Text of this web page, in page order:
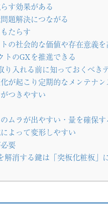
す効果がある
題解決につながる
たらす
の社会的な価値や存在意義を
のGXを推進できる
り入れる前に知っておくべき
が起こり定期的なメンテナ
つきやすい
ムラが出やすい・量を確保す
よって変形しやすい
要
解消する鍵は「突板化粧板」